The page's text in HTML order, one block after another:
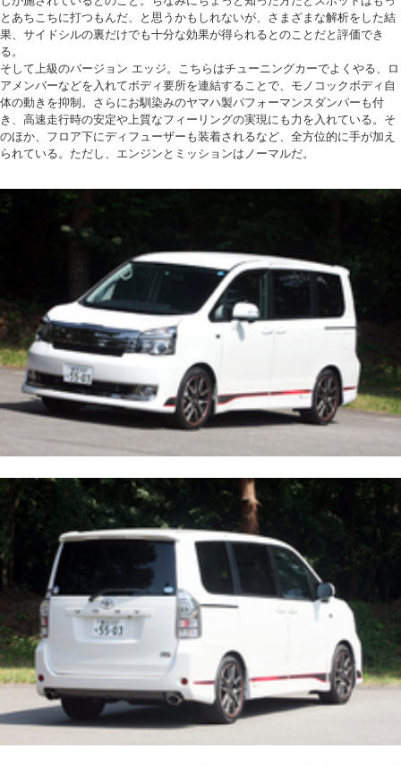
とあちこちに打つもんだ、と思うかもしれないが、さまざまな解析をした結
果、サイドシルの裏だけでも十分な効果が得られるとのことだと評価でき
る。
そして上級のバージョン エッジ。こちらはチューニングカーでよくやる、ロ
アメンバーなどを入れてボディ要所を連結することで、モノコックボディ自
体の動きを抑制。さらにお馴染みのヤマハ製パフォーマンスダンパーも付
き、高速走行時の安定や上質なフィーリングの実現にも力を入れている。そ
のほか、フロア下にディフューザーも装着されるなど、全方位的に手が加え
られている。ただし、エンジンとミッションはノーマルだ。